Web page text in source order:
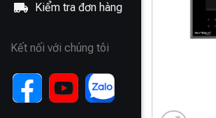
Kiểm tra đơn hàng
Kết nối với chúng tôi